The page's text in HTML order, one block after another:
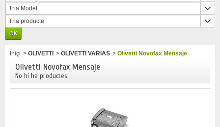
Tria Model
Tria producte
Iniçi > OLIVETTI > OLIVETTI VARIAS > Olivetti Novofax Mensaje
Olivetti Novofax Mensaje
No hi ha productes.